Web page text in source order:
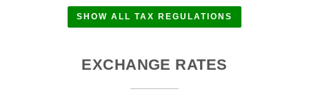
SHOW ALL TAX REGULATIONS
EXCHANGE RATES